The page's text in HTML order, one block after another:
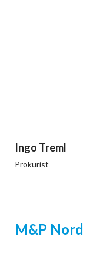
Ingo Treml
Prokurist
M&P Nord